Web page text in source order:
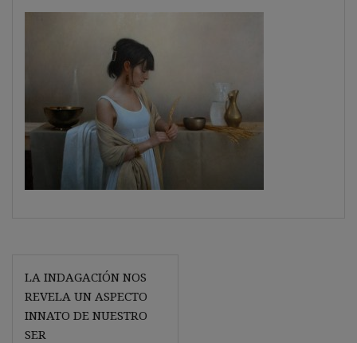
Navegación
de
entradas
LA INDAGACIÓN NOS
REVELA UN ASPECTO
INNATO DE NUESTRO
SER